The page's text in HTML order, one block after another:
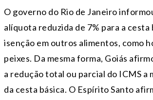
O governo do Rio de Janeiro
alíquota reduzida de 7% para a cesta
isenção em outros alimentos, como
peixes. Da mesma forma, Goiás
a redução total ou parcial do ICMS a
da cesta básica. O Espírito Santo